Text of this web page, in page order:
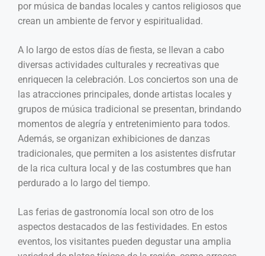
por música de bandas locales y cantos religiosos que
crean un ambiente de fervor y espiritualidad.
A lo largo de estos días de fiesta, se llevan a cabo
diversas actividades culturales y recreativas que
enriquecen la celebración. Los conciertos son una de
las atracciones principales, donde artistas locales y
grupos de música tradicional se presentan, brindando
momentos de alegría y entretenimiento para todos.
Además, se organizan exhibiciones de danzas
tradicionales, que permiten a los asistentes disfrutar
de la rica cultura local y de las costumbres que han
perdurado a lo largo del tiempo.
Las ferias de gastronomía local son otro de los
aspectos destacados de las festividades. En estos
eventos, los visitantes pueden degustar una amplia